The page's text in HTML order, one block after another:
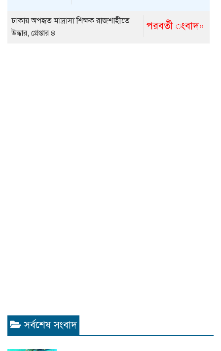
পরবর্তী ংবাদ»
ঢাকায় অপহৃত মাদ্রাসা শিক্ষক রাজশাহীতে
উদ্ধার, গ্রেপ্তার ৪
সর্বশেষ সংবাদ